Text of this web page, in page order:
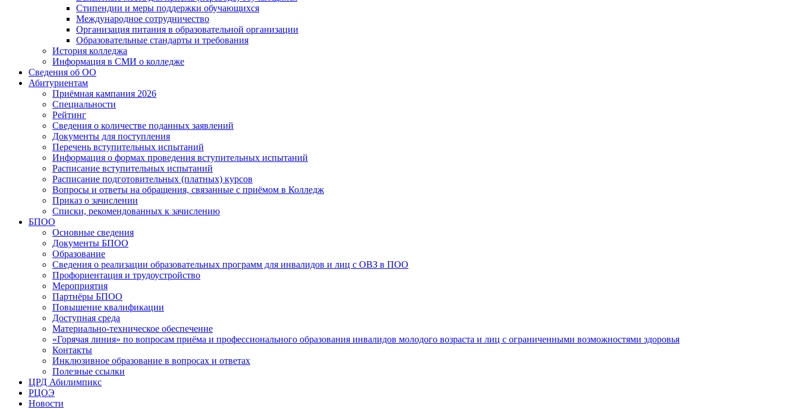
Стипендии и меры поддержки обучающихся
Международное сотрудничество
Организация питания в образовательной организации
Образовательные стандарты и требования
История колледжа
Информация в СМИ о колледже
Сведения об ОО
Абитуриентам
Приёмная кампания 2026
Специальности
Рейтинг
Сведения о количестве поданных заявлений
Документы для поступления
Перечень вступительных испытаний
Информация о формах проведения вступительных испытаний
Расписание вступительных испытаний
Расписание подготовительных (платных) курсов
Вопросы и ответы на обращения, связанные с приёмом в Колледж
Приказ о зачислении
Списки, рекомендованных к зачислению
БПОО
Основные сведения
Документы БПОО
Образование
Сведения о реализации образовательных программ для инвалидов и лиц с ОВЗ в ПОО
Профориентация и трудоустройство
Мероприятия
Партнёры БПОО
Повышение квалификации
Доступная среда
Материально-техническое обеспечение
«Горячая линия» по вопросам приёма и профессионального образования инвалидов молодого возраста и лиц с ограниченными возможностями здоровья
Контакты
Инклюзивное образование в вопросах и ответах
Полезные ссылки
ЦРД Абилимпикс
РЦОЭ
Новости